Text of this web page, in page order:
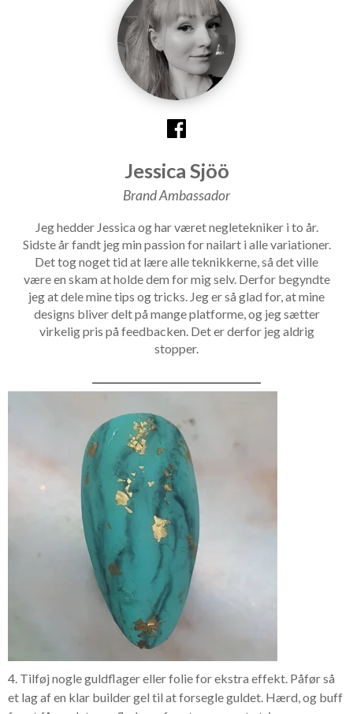
Jessica Sjöö
Brand Ambassador
Jeg hedder Jessica og har været negletekniker i to år.
Sidste år fandt jeg min passion for nailart i alle variationer.
Det tog noget tid at lære alle teknikkerne, så det ville
være en skam at holde dem for mig selv. Derfor begyndte
jeg at dele mine tips og tricks. Jeg er så glad for, at mine
designs bliver delt på mange platforme, og jeg sætter
virkelig pris på feedbacken. Det er derfor jeg aldrig
stopper.
4. Tilføj nogle guldflager eller folie for ekstra effekt. Påfør så
et lag af en klar builder gel til at forsegle guldet. Hærd, og buff